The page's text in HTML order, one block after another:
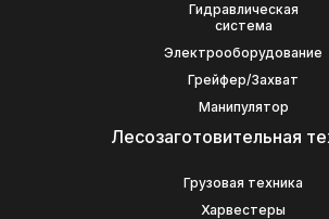
Гидравлическая
система
Электрооборудование
Грейфер/Захват
Манипулятор
Лесозаготовительная
Грузовая техника
Харвестеры